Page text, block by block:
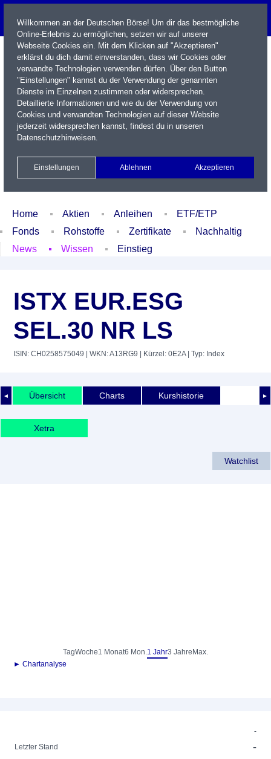
Name / WKN / ISIN / Kürzel
Xetra Realtime
Watchlist Portfolio Login
Home Aktien Anleihen
ETF/ETP
Fonds
Rohstoffe Zertifikate
Nachhaltig
News
Wissen Einstieg
ISTX EUR.ESG
SEL.30 NR LS
ISIN: CH0258575049 | WKN: A13RG9 | Kürzel: 0E2A| Typ: Index
◄ ►
Übersicht Charts Kurshistorie
Xetra
Watchlist
TagWoche1 Monat6 Mon.1 Jahr3 Jahre Max.
► Chartanalyse
-
Letzter Stand
-
Willkommen an der Deutschen Börse! Um dir das bestmögliche
Online-Erlebnis zu ermöglichen, setzen wir auf unserer
Webseite Cookies ein. Mit dem Klicken auf "Akzeptieren"
erklärst du dich damit einverstanden, dass wir Cookies oder
verwandte Technologien verwenden dürfen. Über den Button
"Einstellungen" kannst du der Verwendung der genannten
Dienste im Einzelnen zustimmen oder widersprechen.
Detaillierte Informationen und wie du der Verwendung von
Cookies und verwandten Technologien auf dieser Website
jederzeit widersprechen kannst, findest du in unseren
Datenschutzhinweisen.
Einstellungen Ablehnen Akzeptieren